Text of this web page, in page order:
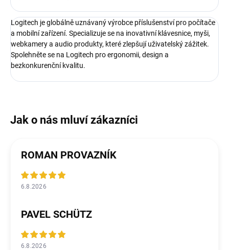
Logitech je globálně uznávaný výrobce příslušenství pro počítače
a mobilní zařízení. Specializuje se na inovativní klávesnice, myši,
webkamery a audio produkty, které zlepšují uživatelský zážitek.
Spolehněte se na Logitech pro ergonomii, design a
bezkonkurenční kvalitu.
ROMAN PROVAZNÍK
6.8.2026
PAVEL SCHÜTZ
6.8.2026